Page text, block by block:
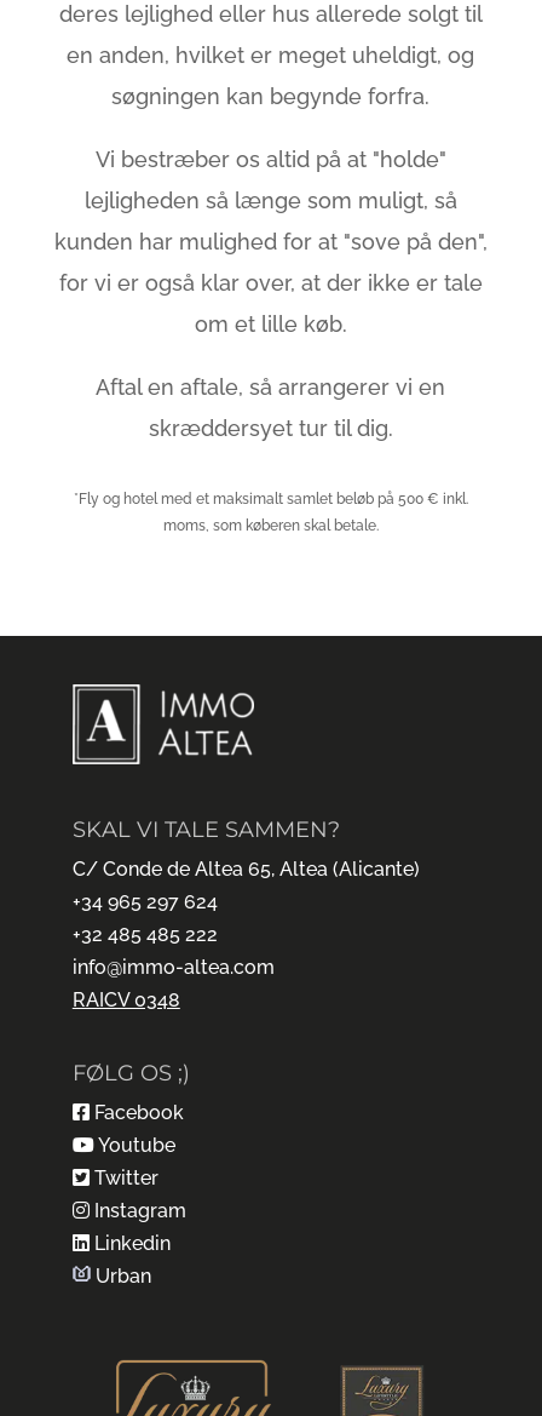
deres lejlighed eller hus allerede solgt til
en anden, hvilket er meget uheldigt, og
søgningen kan begynde forfra.
Vi bestræber os altid på at "holde"
lejligheden så længe som muligt, så
kunden har mulighed for at "sove på den",
for vi er også klar over, at der ikke er tale
om et lille køb.
Aftal en aftale, så arrangerer vi en
skræddersyet tur til dig.
*Fly og hotel med et maksimalt samlet beløb på 500 € inkl.
moms, som køberen skal betale.
SKAL VI TALE SAMMEN?
C/ Conde de Altea 65, Altea (Alicante)
+34 965 297 624
+32 485 485 222
info@immo-altea.com
RAICV 0348
FØLG OS ;)
Facebook
Youtube
Twitter
Instagram
Linkedin
Urban